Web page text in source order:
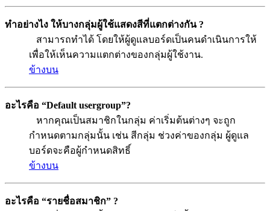
ทำอย่างไง ให้บางกลุ่มผู้ใช้แสดงสีที่แตกต่างกัน ?
สามารถทำได้ โดยให้ผู้ดูแลบอร์ดเป็นคนดำเนินการให้
เพื่อให้เห็นความแตกต่างของกลุ่มผู้ใช้งาน.
ข้างบน
อะไรคือ “Default usergroup”?
หากคุณเป็นสมาชิกในกลุ่ม ค่าเริ่มต้นต่างๆ จะถูก
กำหนดตามกลุ่มนั้น เช่น สีกลุ่ม ช่วงค่าของกลุ่ม ผู้ดูแล
บอร์ดจะคือผู้กำหนดสิทธิ์
ข้างบน
อะไรคือ “รายชื่อสมาชิก” ?